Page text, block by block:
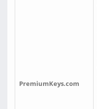
PremiumKeys.com